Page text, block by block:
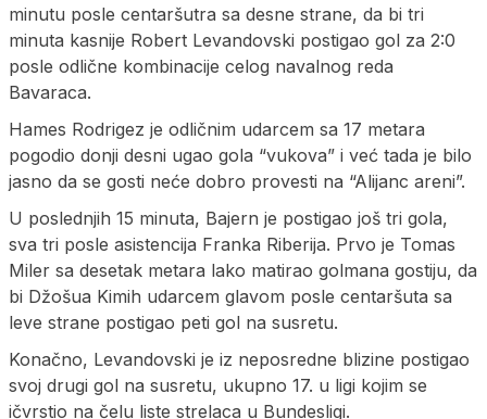
minutu posle centaršutra sa desne strane, da bi tri
minuta kasnije Robert Levandovski postigao gol za 2:0
posle odlične kombinacije celog navalnog reda
Bavaraca.
Hames Rodrigez je odličnim udarcem sa 17 metara
pogodio donji desni ugao gola “vukova” i već tada je bilo
jasno da se gosti neće dobro provesti na “Alijanc areni”.
U poslednjih 15 minuta, Bajern je postigao još tri gola,
sva tri posle asistencija Franka Riberija. Prvo je Tomas
Miler sa desetak metara lako matirao golmana gostiju, da
bi Džošua Kimih udarcem glavom posle centaršuta sa
leve strane postigao peti gol na susretu.
Konačno, Levandovski je iz neposredne blizine postigao
svoj drugi gol na susretu, ukupno 17. u ligi kojim se
ičvrstio na čelu liste strelaca u Bundesligi.